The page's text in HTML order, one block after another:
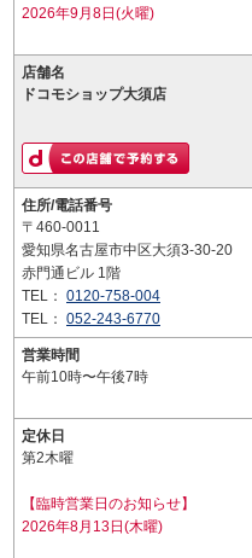
2026年9月8日(火曜)
店舗名
ドコモショップ大須店
住所/電話番号
〒460-0011
愛知県名古屋市中区大須3-30-20
赤門通ビル 1階
TEL： 0120-758-004
TEL： 052-243-6770
営業時間
午前10時〜午後7時
定休日
第2木曜
【臨時営業日のお知らせ】
2026年8月13日(木曜)